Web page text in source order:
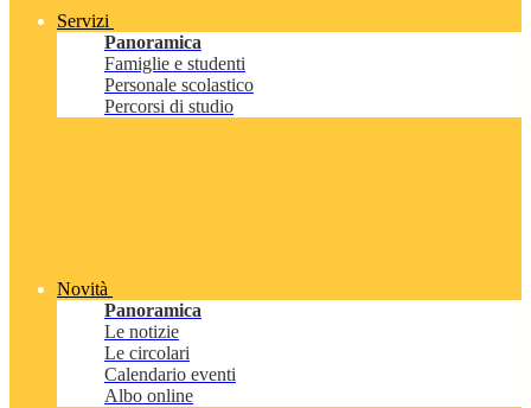
Servizi
Panoramica
Famiglie e studenti
Personale scolastico
Percorsi di studio
Novità
Panoramica
Le notizie
Le circolari
Calendario eventi
Albo online